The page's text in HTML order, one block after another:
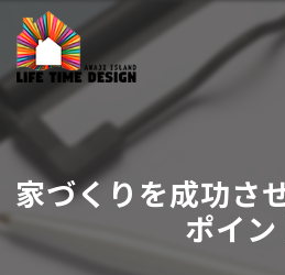
家づくりを成功さ
ポイン